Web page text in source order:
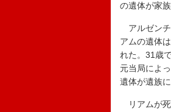
の遺体が家
アルゼンチ
アムの遺体
れた。31歳
元当局によ
遺体が遺族
リアムが死